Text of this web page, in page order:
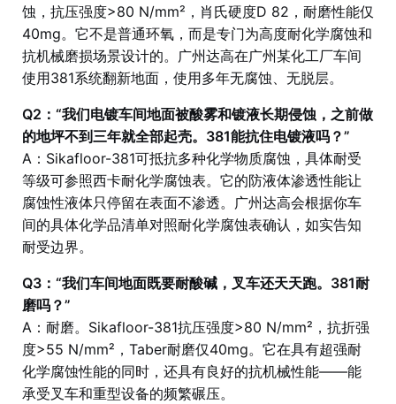
蚀，抗压强度>80 N/mm²，肖氏硬度D 82，耐磨性能仅
40mg。它不是普通环氧，而是专门为高度耐化学腐蚀和
抗机械磨损场景设计的。广州达高在广州某化工厂车间
使用381系统翻新地面，使用多年无腐蚀、无脱层。
Q2：“我们电镀车间地面被酸雾和镀液长期侵蚀，之前做
的地坪不到三年就全部起壳。381能抗住电镀液吗？”
A：Sikafloor-381可抵抗多种化学物质腐蚀，具体耐受
等级可参照西卡耐化学腐蚀表。它的防液体渗透性能让
腐蚀性液体只停留在表面不渗透。广州达高会根据你车
间的具体化学品清单对照耐化学腐蚀表确认，如实告知
耐受边界。
Q3：“我们车间地面既要耐酸碱，叉车还天天跑。381耐
磨吗？”
A：耐磨。Sikafloor-381抗压强度>80 N/mm²，抗折强
度>55 N/mm²，Taber耐磨仅40mg。它在具有超强耐
化学腐蚀性能的同时，还具有良好的抗机械性能——能
承受叉车和重型设备的频繁碾压。